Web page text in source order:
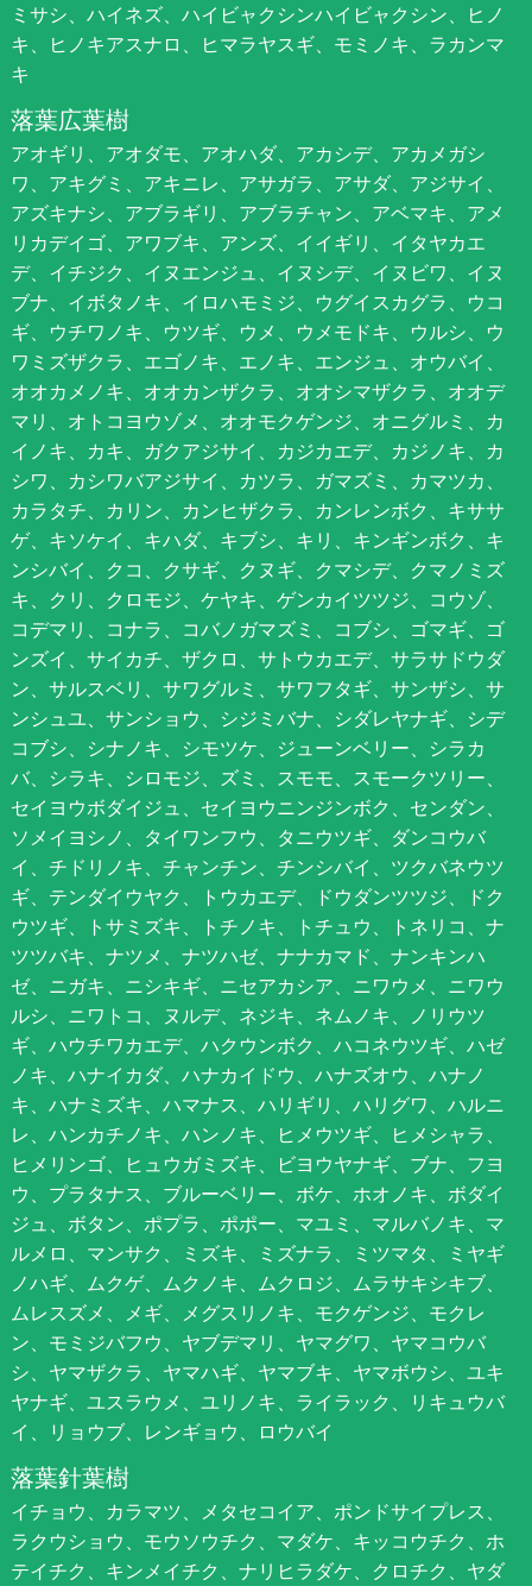
ミサシ、ハイネズ、ハイビャクシンハイビャクシン、ヒノ
キ、ヒノキアスナロ、ヒマラヤスギ、モミノキ、ラカンマ
キ
落葉広葉樹
アオギリ、アオダモ、アオハダ、アカシデ、アカメガシ
ワ、アキグミ、アキニレ、アサガラ、アサダ、アジサイ、
アズキナシ、アブラギリ、アブラチャン、アベマキ、アメ
リカデイゴ、アワブキ、アンズ、イイギリ、イタヤカエ
デ、イチジク、イヌエンジュ、イヌシデ、イヌビワ、イヌ
ブナ、イボタノキ、イロハモミジ、ウグイスカグラ、ウコ
ギ、ウチワノキ、ウツギ、ウメ、ウメモドキ、ウルシ、ウ
ワミズザクラ、エゴノキ、エノキ、エンジュ、オウバイ、
オオカメノキ、オオカンザクラ、オオシマザクラ、オオデ
マリ、オトコヨウゾメ、オオモクゲンジ、オニグルミ、カ
イノキ、カキ、ガクアジサイ、カジカエデ、カジノキ、カ
シワ、カシワバアジサイ、カツラ、ガマズミ、カマツカ、
カラタチ、カリン、カンヒザクラ、カンレンボク、キササ
ゲ、キソケイ、キハダ、キブシ、キリ、キンギンボク、キ
ンシバイ、クコ、クサギ、クヌギ、クマシデ、クマノミズ
キ、クリ、クロモジ、ケヤキ、ゲンカイツツジ、コウゾ、
コデマリ、コナラ、コバノガマズミ、コブシ、ゴマギ、ゴ
ンズイ、サイカチ、ザクロ、サトウカエデ、サラサドウダ
ン、サルスベリ、サワグルミ、サワフタギ、サンザシ、サ
ンシュユ、サンショウ、シジミバナ、シダレヤナギ、シデ
コブシ、シナノキ、シモツケ、ジューンベリー、シラカ
バ、シラキ、シロモジ、ズミ、スモモ、スモークツリー、
セイヨウボダイジュ、セイヨウニンジンボク、センダン、
ソメイヨシノ、タイワンフウ、タニウツギ、ダンコウバ
イ、チドリノキ、チャンチン、チンシバイ、ツクバネウツ
ギ、テンダイウヤク、トウカエデ、ドウダンツツジ、ドク
ウツギ、トサミズキ、トチノキ、トチュウ、トネリコ、ナ
ツツバキ、ナツメ、ナツハゼ、ナナカマド、ナンキンハ
ゼ、ニガキ、ニシキギ、ニセアカシア、ニワウメ、ニワウ
ルシ、ニワトコ、ヌルデ、ネジキ、ネムノキ、ノリウツ
ギ、ハウチワカエデ、ハクウンボク、ハコネウツギ、ハゼ
ノキ、ハナイカダ、ハナカイドウ、ハナズオウ、ハナノ
キ、ハナミズキ、ハマナス、ハリギリ、ハリグワ、ハルニ
レ、ハンカチノキ、ハンノキ、ヒメウツギ、ヒメシャラ、
ヒメリンゴ、ヒュウガミズキ、ビヨウヤナギ、ブナ、フヨ
ウ、プラタナス、ブルーベリー、ボケ、ホオノキ、ボダイ
ジュ、ボタン、ポプラ、ポポー、マユミ、マルバノキ、マ
ルメロ、マンサク、ミズキ、ミズナラ、ミツマタ、ミヤギ
ノハギ、ムクゲ、ムクノキ、ムクロジ、ムラサキシキブ、
ムレスズメ、メギ、メグスリノキ、モクゲンジ、モクレ
ン、モミジバフウ、ヤブデマリ、ヤマグワ、ヤマコウバ
シ、ヤマザクラ、ヤマハギ、ヤマブキ、ヤマボウシ、ユキ
ヤナギ、ユスラウメ、ユリノキ、ライラック、リキュウバ
イ、リョウブ、レンギョウ、ロウバイ
落葉針葉樹
イチョウ、カラマツ、メタセコイア、ポンドサイプレス、
ラクウショウ、モウソウチク、マダケ、キッコウチク、ホ
テイチク、キンメイチク、ナリヒラダケ、クロチク、ヤダ